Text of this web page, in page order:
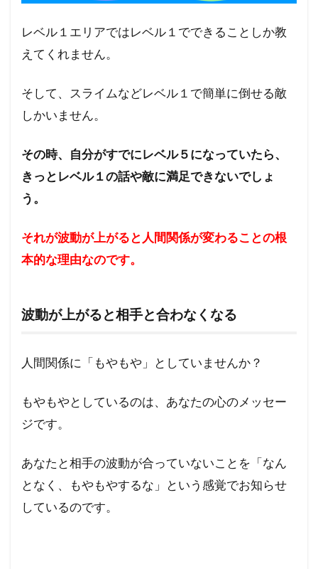
レベル１エリアではレベル１でできることしか教
えてくれません。
そして、スライムなどレベル１で簡単に倒せる敵
しかいません。
その時、自分がすでにレベル５になっていたら、
きっとレベル１の話や敵に満足できないでしょ
う。
それが波動が上がると人間関係が変わることの根
本的な理由なのです。
波動が上がると相手と合わなくなる
人間関係に「もやもや」としていませんか？
もやもやとしているのは、あなたの心のメッセー
ジです。
あなたと相手の波動が合っていないことを「なん
となく、もやもやするな」という感覚でお知らせ
しているのです。